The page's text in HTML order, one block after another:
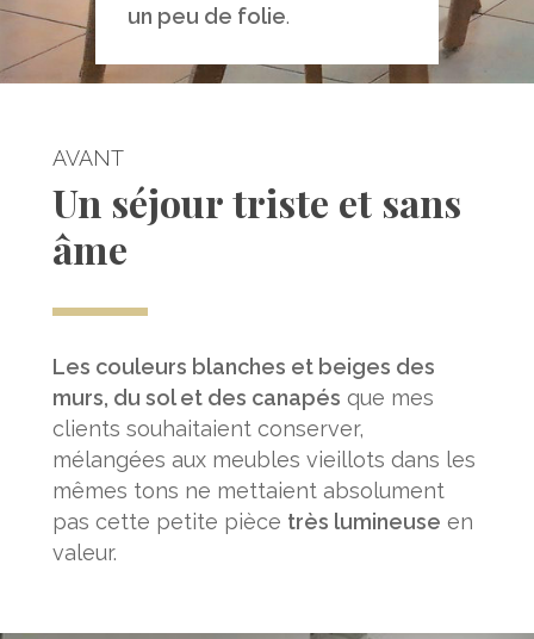
un peu de folie.
AVANT
Un séjour triste et sans
âme
Les couleurs blanches et beiges des
murs, du sol et des canapés que mes
clients souhaitaient conserver,
mélangées aux meubles vieillots dans les
mêmes tons ne mettaient absolument
pas cette petite pièce très lumineuse en
valeur.